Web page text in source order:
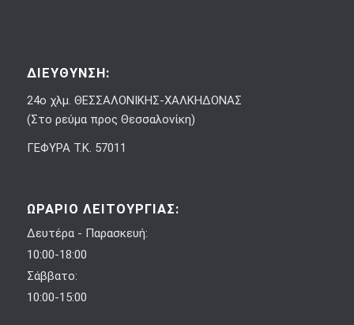
ΔΙΕΥΘΥΝΣΗ:
24ο χλμ. ΘΕΣΣΑΛΟΝΙΚΗΣ-ΧΑΛΚΗΔΟΝΑΣ
(Στο ρεύμα προς Θεσσαλονίκη)
ΓΕΦΥΡΑ Τ.Κ. 57011
ΩΡΑΡΙΟ ΛΕΙΤΟΥΡΓΙΑΣ:
Δευτέρα - Παρασκευή:
10:00-18:00
Σάββατο:
10:00-15:00